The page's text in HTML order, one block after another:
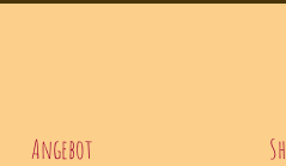
Angebot